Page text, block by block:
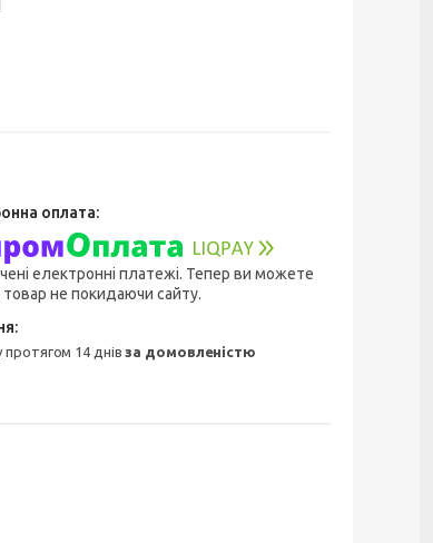
електронні платежі. Тепер ви можете
не покидаючи сайту.
протягом 14 днівза домовленістю